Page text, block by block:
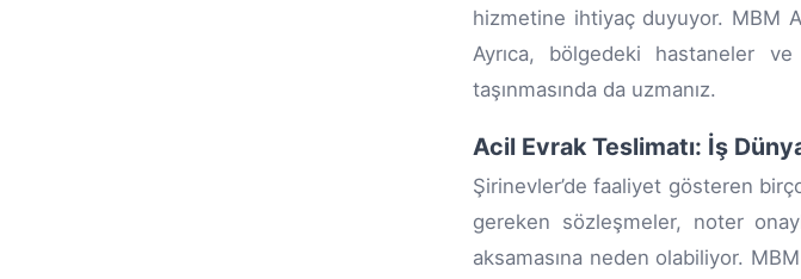
hizmetine ihtiyaç duyuyor. MBM
Ayrıca, bölgedeki hastaneler
taşınmasında da uzmanız.
Acil Evrak Teslimatı: İş
Şirinevler’de faaliyet gösteren
gereken sözleşmeler, noter
aksamasına neden olabiliyor.